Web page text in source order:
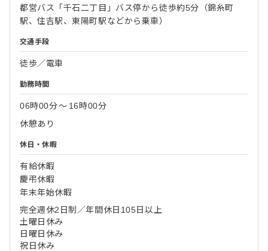
都営バス「千石二丁目」バス停から徒歩約5分（錦糸町
駅、住吉駅、東陽町駅などから乗車）
交通手段
徒歩／電車
勤務時間
06時00分〜 16時00分
休憩あり
休日・休暇
有給休暇
慶弔休暇
年末年始休暇
完全週休2日制／年間休日105日以上
土曜日休み
日曜日休み
祝日休み